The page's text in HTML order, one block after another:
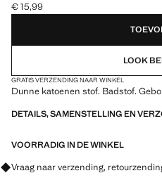
Huidige prijs [€ 15,99 ]
€ 15,99
LOOK
GRATIS VERZENDING NAAR WINKEL
Dunne katoenen stof. Badstof.
DETAILS, SAMENSTELLING EN
VOORRADIG IN DE WINKEL
Vraag naar verzending,